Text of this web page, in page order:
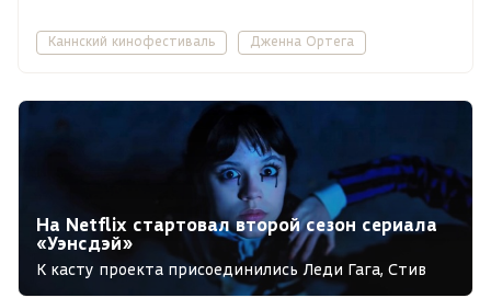
Каннский кинофестиваль Дженна Ортега
На Netflix стартовал второй сезон сериала
«Уэнсдэй»
К касту проекта присоединились Леди Гага, Стив
Бушеми и Билли Пайпер.